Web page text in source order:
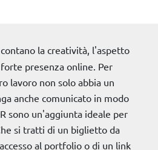
contano la creatività, l'aspetto
presenza online. Per
lavoro non solo abbia un
anche comunicato in modo
sono un'aggiunta ideale per
si tratti di un biglietto da
al portfolio o di un link